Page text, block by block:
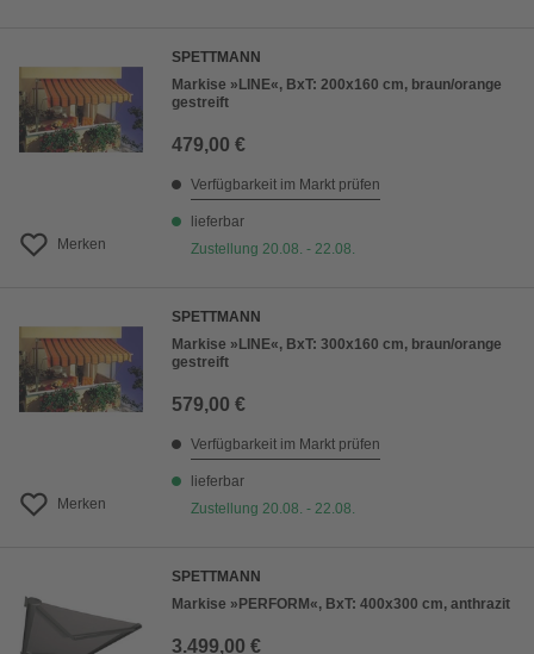
Merken
SPETTMANN
Markise »LINE«, BxT: 200x160 cm, braun/orange
gestreift
479,00 €
Verfügbarkeit im Markt prüfen
lieferbar
Zustellung 20.08. - 22.08.
Merken
SPETTMANN
Markise »LINE«, BxT: 300x160 cm, braun/orange
gestreift
579,00 €
Verfügbarkeit im Markt prüfen
lieferbar
Zustellung 20.08. - 22.08.
SPETTMANN
Markise »PERFORM«, BxT: 400x300 cm, anthrazit
3.499,00 €